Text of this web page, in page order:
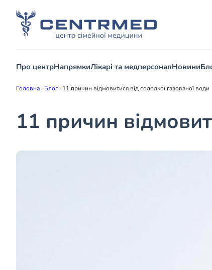
Про центрНапрямкиЛікарі та медперсоналНовини
Головна› Блог› 11 причин відмовитися від солодкої газованої води
11 причин